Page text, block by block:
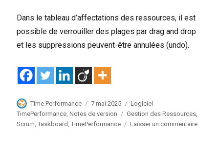
Dans le tableau d’affectations des ressources, il est
possible de verrouiller des plages par drag and drop
et les suppressions peuvent-être annulées (undo).
Auteur
Time Performance
Publié
le
7 mai 2025 Catégories
Logiciel
TimePerformance ,Notes de version Étiquettes
Gestion des Ressources
Scrum ,Taskboard ,TimePerformance Laisser un commentairesur